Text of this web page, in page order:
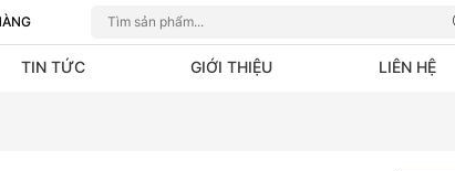
TIN TỨC GIỚI THIỆU LIÊN HỆ